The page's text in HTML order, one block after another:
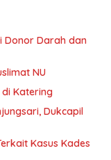
Donor Darah dan
NU
Katering
Dukcapil
Kasus Kades